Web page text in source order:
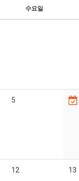
수요일
5
12 13